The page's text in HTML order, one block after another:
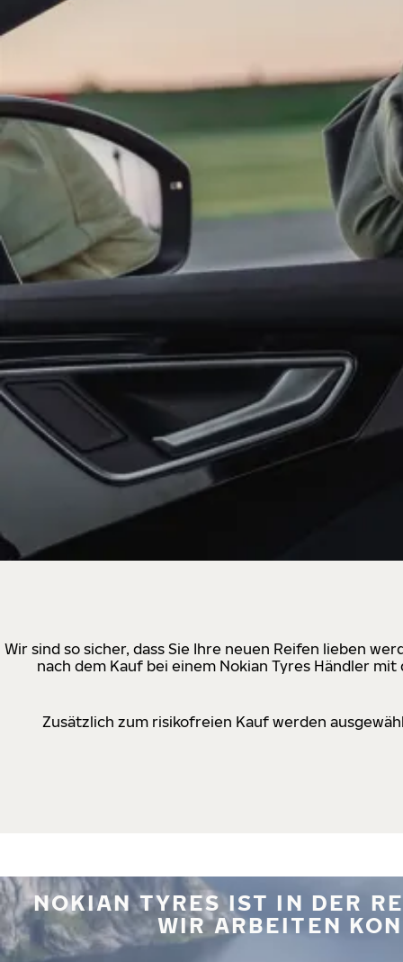
Wir sind so sicher, dass Sie Ihre neuen Reifen lieben
nach dem Kauf bei einem Nokian Tyres Händler
Zusätzlich zum risikofreien Kauf werden
NOKIAN TYRES IST IN DER
WIR ARBEITEN